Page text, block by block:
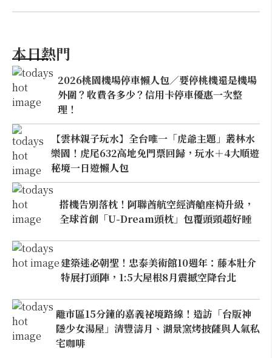
本日熱門
2026桃園機場停車懶人包／要停桃機還是機場
外圍？收費各多少？信用卡停車優惠一次整
理！
【雲林親子玩水】全台唯一「虎爺主題」叢林水
樂園！虎尾632高地免門票回歸，玩水＋4大順遊
秘境一日遊懶人包
搭機告別落枕！阿聯酋航空經濟艙座椅升級，
全球首創「U-Dream頭枕」包覆頭頸超好睡
建築迷必朝聖！忠泰美術館10週年：藤本壯介
特展打頭陣，1:5大屋根8月震撼空降台北
離市區15分鐘的嘉義祕境路線！造訪「台版神
隱少女湯屋」清豐濤月、湖景窯烤披薩與人氣私
宅咖啡